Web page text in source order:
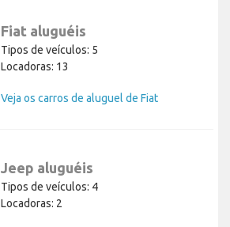
Fiat aluguéis
Tipos de veículos: 5
Locadoras: 13
Veja os carros de aluguel de Fiat
Jeep aluguéis
Tipos de veículos: 4
Locadoras: 2